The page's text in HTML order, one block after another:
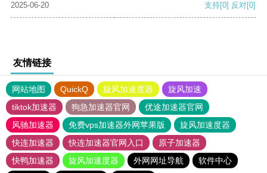
2025-06-20 支持[0] 反对[0]
友情链接
网站地图 QuickQ 旋风加速度器
旋风加速
tiktok加速器
狗急加速器官网
优途加速器官网
风驰加速器
免费vps加速器外网苹果版
旋风加速度器
快连加速器
快连加速器官网入口
原子加速器
快鸭加速器
旋风加速度器 外网网址导航
软件中心